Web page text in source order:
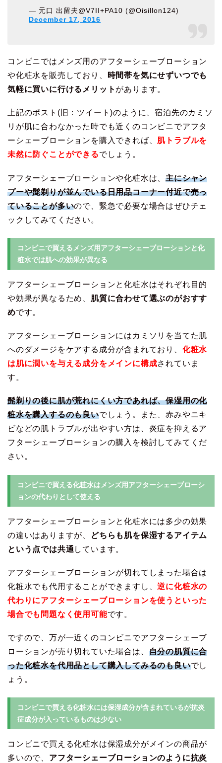
— 元口 出留夫@V7II+PA10 (@Oisillon124)
December 17, 2016
コンビニではメンズ用のアフターシェーブローション
や化粧水を販売しており、
時間帯を気にせずいつでも
気軽に買いに行けるメリット があります。
上記のポスト(旧：ツイート)のように、宿泊先のカミソ
リが肌に合わなかった時でも近くのコンビニでアフタ
ーシェーブローションを購入できれば、 肌トラブルを
未然に防ぐことができるでしょう。
アフターシェーブローションや化粧水は、主にシャン
プーや髭剃りが並んでいる日用品コーナー付近で売っ
ていることが多いので、緊急で必要な場合はぜひチェ
ックしてみてください。
コンビニで買えるメンズ用アフターシェーブローションと化
粧水では肌への効果が異なる
アフターシェーブローションと化粧水はそれぞれ目的
や効果が異なるため、 肌質に合わせて選ぶのがおすす
めです。
アフターシェーブローションにはカミソリを当てた肌
へのダメージをケアする成分が含まれており、 化粧水
は肌に潤いを与える成分をメインに構成されていま
す。
髭剃りの後に肌が荒れにくい方であれば、保湿用の化
粧水を購入するのも良いでしょう。また、赤みやニキ
ビなどの肌トラブルが出やすい方は、炎症を抑えるア
フターシェーブローションの購入を検討してみてくだ
さい。
コンビニで買える化粧水はメンズ用アフターシェーブローシ
ョンの代わりとして使える
アフターシェーブローションと化粧水には多少の効果
の違いはありますが、
どちらも肌を保湿するアイテム
という点では共通 しています。
アフターシェーブローションが切れてしまった場合は
化粧水でも代用することができますし、逆に化粧水の
代わりにアフターシェーブローションを使うといった
場合でも問題なく使用可能です。
ですので、万が一近くのコンビニでアフターシェーブ
ローションが売り切れていた場合は、 自分の肌質に合
った化粧水を代用品として購入してみるのも良いでし
ょう。
コンビニで買える化粧水には保湿成分が含まれているが抗炎
症成分が入っているものは少ない
コンビニで買える化粧水は保湿成分がメインの商品が
多いので、 アフターシェーブローションのように抗炎